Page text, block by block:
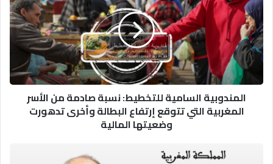
للتخطيط:
نسبة
صادمة
من
الأسر
المغربية
التي
المندوبية السامية للتخطيط: نسبة صادمة من الأسر
المغربية التي تتوقع إرتفاع البطالة وأخرى تدهورت
وضعيتها المالية